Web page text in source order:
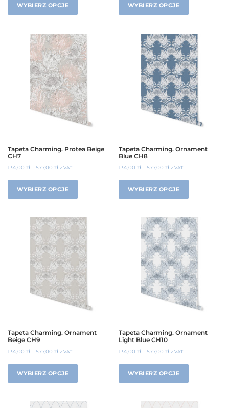
WYBIERZ OPCJE WYBIERZ OPCJE
Tapeta Charming. Protea Beige
CH7
134,00 zł – 577,00 zł z VAT
WYBIERZ OPCJE
Tapeta Charming. Ornament
Blue CH8
134,00zł –577,00zł z VAT
WYBIERZ OPCJE
Tapeta Charming. Ornament
Beige CH9
134,00 zł – 577,00 zł z VAT
WYBIERZ OPCJE
Tapeta Charming. Ornament
Light Blue CH10
134,00 zł – 577,00 zł z VAT
WYBIERZ OPCJE